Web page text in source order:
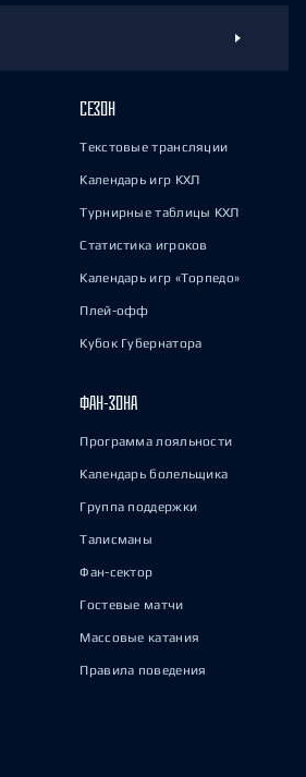
СЕЗОН
Текстовые трансляции
Календарь игр КХЛ
Турнирные таблицы КХЛ
Статистика игроков
Календарь игр «Торпедо»
Плей-офф
Кубок Губернатора
ФАН-ЗОНА
Программа лояльности
Календарь болельщика
Группа поддержки
Талисманы
Фан-сектор
Гостевые матчи
Массовые катания
Правила поведения